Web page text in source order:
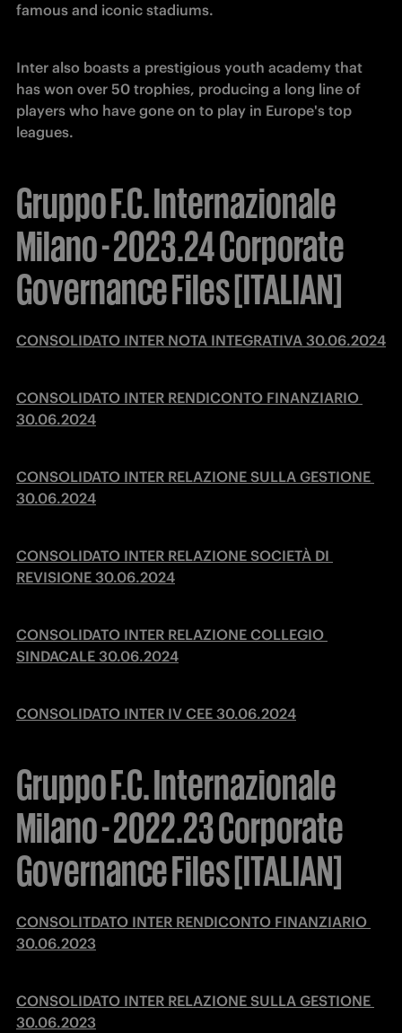
famous and iconic stadiums.
Inter also boasts a prestigious youth academy that
has won over 50 trophies, producing a long line of
players who have gone on to play in Europe's top
leagues.
Gruppo F.C. Internazionale
Milano - 2023.24 Corporate
Governance Files [ITALIAN]
CONSOLIDATO INTER NOTA INTEGRATIVA 30.06.2024
CONSOLIDATO INTER RENDICONTO FINANZIARIO
30.06.2024
CONSOLIDATO INTER RELAZIONE SULLA GESTIONE
30.06.2024
CONSOLIDATO INTER RELAZIONE SOCIETÀ DI
REVISIONE 30.06.2024
CONSOLIDATO INTER RELAZIONE COLLEGIO
SINDACALE 30.06.2024
CONSOLIDATO INTER IV CEE 30.06.2024
Gruppo F.C. Internazionale
Milano - 2022.23 Corporate
Governance Files [ITALIAN]
CONSOLITDATO INTER RENDICONTO FINANZIARIO
30.06.2023
CONSOLIDATO INTER RELAZIONE SULLA GESTIONE
30.06.2023